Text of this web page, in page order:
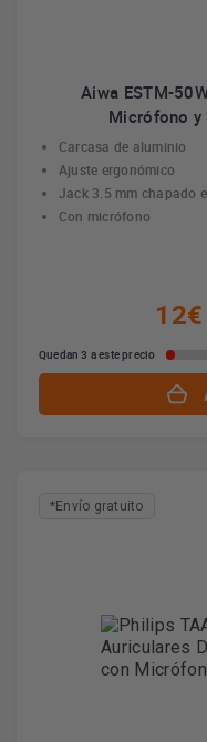
Aiwa ESTM-
Micrófono y
Carcasa de aluminio
Ajuste ergonómico
Jack 3.5 mm chapado
Con micrófono
12€
Quedan 3 a este precio
*Envío gratuito